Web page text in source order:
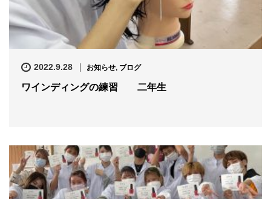
2022.9.28 お知らせ, ブログ
ワインディングの練習 二年生